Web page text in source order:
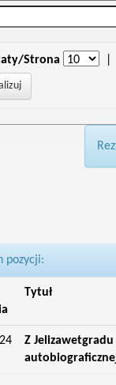
Strona
pozycji:
Tytuł
Z